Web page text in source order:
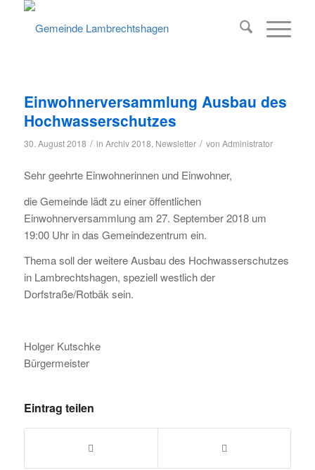
Einwohnerversammlung Ausbau des
Hochwasserschutzes
30. August 2018 / in Archiv 2018, Newsletter / von Administrator
Sehr geehrte Einwohnerinnen und Einwohner,
die Gemeinde lädt zu einer öffentlichen
Einwohnerversammlung am 27. September 2018 um
19:00 Uhr in das Gemeindezentrum ein.
Thema soll der weitere Ausbau des Hochwasserschutzes
in Lambrechtshagen, speziell westlich der
Dorfstraße/Rotbäk sein.
Holger Kutschke
Bürgermeister
Eintrag teilen